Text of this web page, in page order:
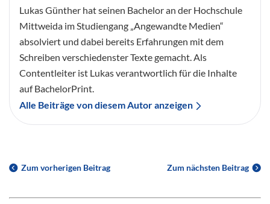
Lukas Günther hat seinen Bachelor an der Hochschule
Mittweida im Studiengang „Angewandte Medien“
absolviert und dabei bereits Erfahrungen mit dem
Schreiben verschiedenster Texte gemacht. Als
Contentleiter ist Lukas verantwortlich für die Inhalte
auf BachelorPrint.
Alle Beiträge von diesem Autor anzeigen
Zum vorherigen Beitrag Zum nächsten Beitrag